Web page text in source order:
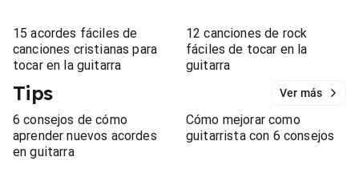
15 acordes fáciles de
canciones cristianas para
tocar en la guitarra
12 canciones de rock
fáciles de tocar en la
guitarra
Tips Ver más
6 consejos de cómo
aprender nuevos acordes
en guitarra
Cómo mejorar como
guitarrista con 6 consejos